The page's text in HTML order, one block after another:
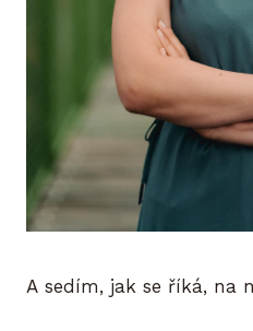
A sedím, jak se říká, na